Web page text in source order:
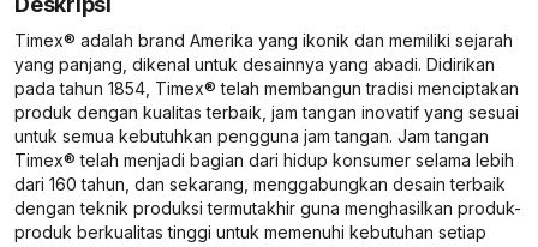
Timex® adalah brand Amerika yang ikonik dan memiliki sejarah
yang panjang, dikenal untuk desainnya yang abadi. Didirikan
pada tahun 1854, Timex® telah membangun tradisi menciptakan
produk dengan kualitas terbaik, jam tangan inovatif yang sesuai
untuk semua kebutuhkan pengguna jam tangan. Jam tangan
Timex® telah menjadi bagian dari hidup konsumer selama lebih
dari 160 tahun, dan sekarang, menggabungkan desain terbaik
dengan teknik produksi termutakhir guna menghasilkan produk-
produk berkualitas tinggi untuk memenuhi kebutuhan setiap